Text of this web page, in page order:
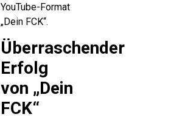
YouTube-Format
„Dein FCK“.
Überraschender
Erfolg
von „Dein
FCK“